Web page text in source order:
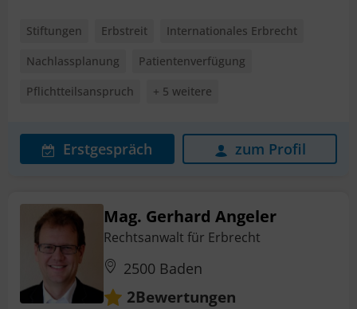
Stiftungen Erbstreit
Internationales Erbrecht
Nachlassplanung
Patientenverfügung
Pflichtteilsanspruch
+ 5 weitere
Erstgespräch zum Profil
Mag. Gerhard Angeler
Rechtsanwalt für Erbrecht
2500 Baden
2Bewertungen